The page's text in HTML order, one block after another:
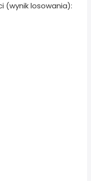
(wynik losowania):